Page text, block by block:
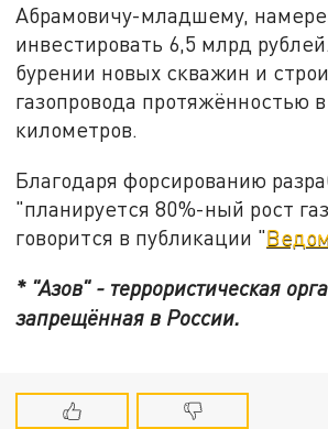
Абрамовичу-младшему,
инвестировать 6,5 млрд
бурении новых скважин и
газопровода протяжённостью
километров.
Благодаря форсированию
"планируется 80%-ный рост
говорится в публикации "
* "Азов" - террористическая
запрещённая в России.